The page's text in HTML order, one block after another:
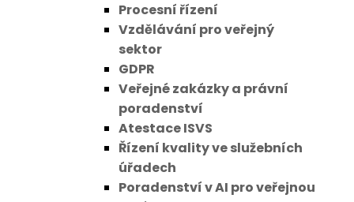
Procesní řízení
Vzdělávání pro veřejný
sektor
GDPR
Veřejné zakázky a právní
poradenství
Atestace ISVS
Řízení kvality ve služebních
úřadech
Poradenství v AI pro veřejnou